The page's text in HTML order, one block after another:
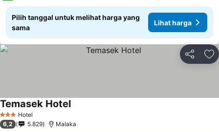
Pilih tanggal untuk melihat harga yang
sama
Lihat harga
Bagikan
3 BintangHotel
Temasek Hotel
6,2 5.829 Malaka